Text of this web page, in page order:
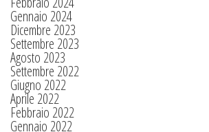
Gennaio 2024
Dicembre 2023
Settembre 2023
Agosto 2023
Settembre 2022
Giugno 2022
Aprile 2022
Febbraio 2022
Gennaio 2022